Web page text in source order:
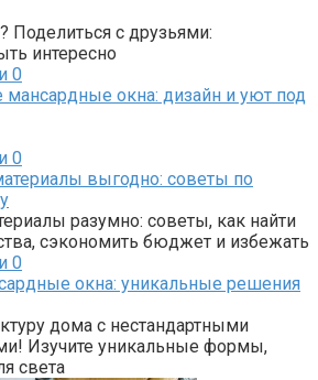
Поделиться с друзьями:
интересно
0
мансардные окна: дизайн и уют под
0
выгодно: советы по
разумно: советы, как найти
сэкономить бюджет и избежать
0
окна: уникальные решения
дома с нестандартными
Изучите уникальные формы,
света